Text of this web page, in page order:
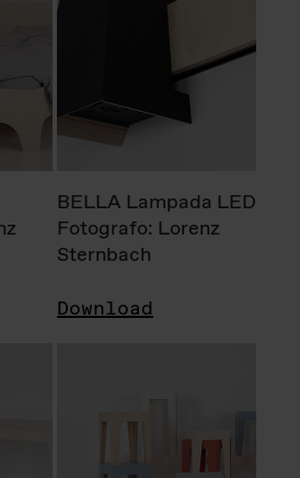
BELLA Lampada LED
Fotografo: Lorenz
Sternbach
Download